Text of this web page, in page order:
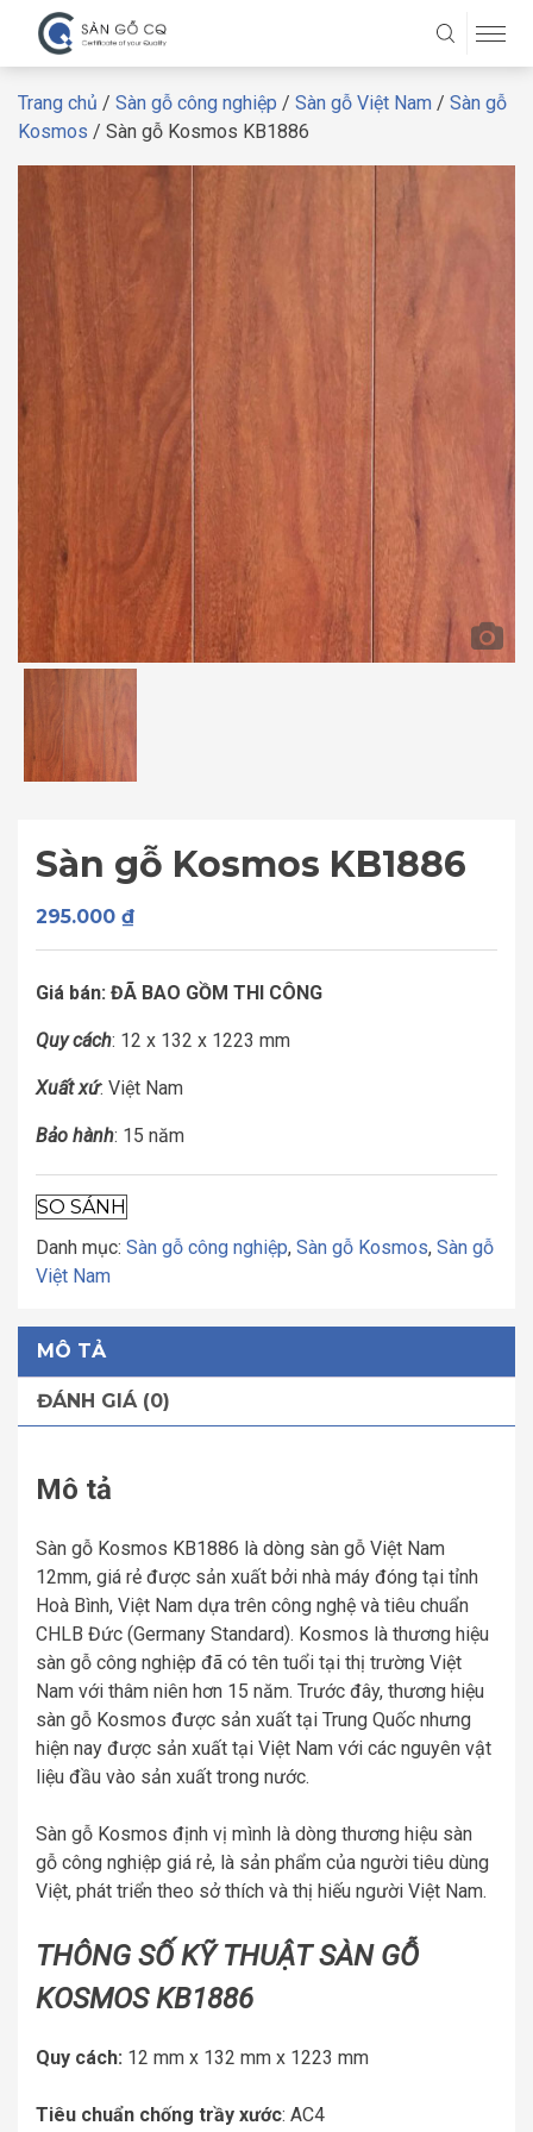
Trang chủ / Sàn gỗ công nghiệp / Sàn gỗ Việt Nam / Sàn gỗ
Kosmos / Sàn gỗ Kosmos KB1886
Sàn gỗ Kosmos KB1886
295.000 ₫
Giá bán: ĐÃ BAO GỒM THI CÔNG
Quy cách: 12 x 132 x 1223 mm
Xuất xứ: Việt Nam
Bảo hành: 15 năm
SO SÁNH
Danh mục: Sàn gỗ công nghiệp, Sàn gỗ Kosmos, Sàn gỗ
Việt Nam
MÔ TẢ
ĐÁNH GIÁ (0)
Mô tả
Sàn gỗ Kosmos KB1886 là dòng sàn gỗ Việt Nam
12mm, giá rẻ được sản xuất bởi nhà máy đóng tại tỉnh
Hoà Bình, Việt Nam dựa trên công nghệ và tiêu chuẩn
CHLB Đức (Germany Standard). Kosmos là thương hiệu
sàn gỗ công nghiệp đã có tên tuổi tại thị trường Việt
Nam với thâm niên hơn 15 năm. Trước đây, thương hiệu
sàn gỗ Kosmos được sản xuất tại Trung Quốc nhưng
hiện nay được sản xuất tại Việt Nam với các nguyên vật
liệu đầu vào sản xuất trong nước.
Sàn gỗ Kosmos định vị mình là dòng thương hiệu sàn
gỗ công nghiệp giá rẻ, là sản phẩm của người tiêu dùng
Việt, phát triển theo sở thích và thị hiếu người Việt Nam.
THÔNG SỐ KỸ THUẬT SÀN GỖ
KOSMOS KB1886
Quy cách: 12 mm x 132 mm x 1223 mm
Tiêu chuẩn chống trầy xước: AC4